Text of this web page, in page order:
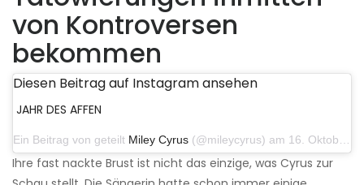
von Kontroversen
bekommen
Diesen Beitrag auf Instagram ansehen
JAHR DES AFFEN
Ein Beitrag von geteilt Miley Cyrus (@mileycyrus) am 16. Oktober 2019 um 19:04 Uhr PDT
Ihre fast nackte Brust ist nicht das einzige, was Cyrus zur